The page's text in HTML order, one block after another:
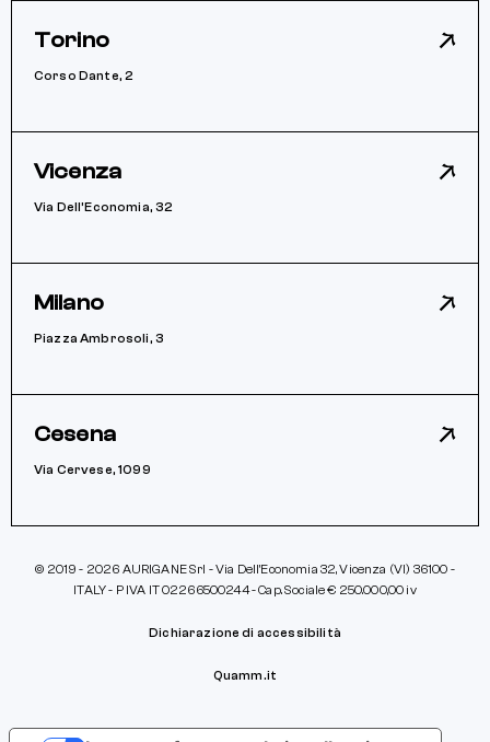
Torino
Corso Dante, 2
Vicenza
Via Dell’Economia, 32
Milano
Piazza Ambrosoli, 3
Cesena
Via Cervese, 1099
© 2019 - 2026 AURIGANE Srl - Via Dell’Economia 32, Vicenza (VI) 36100 -
ITALY - P IVA IT 02266500244 - Cap. Sociale € 250.000,00 iv
Dichiarazione di accessibilità
Quamm.it